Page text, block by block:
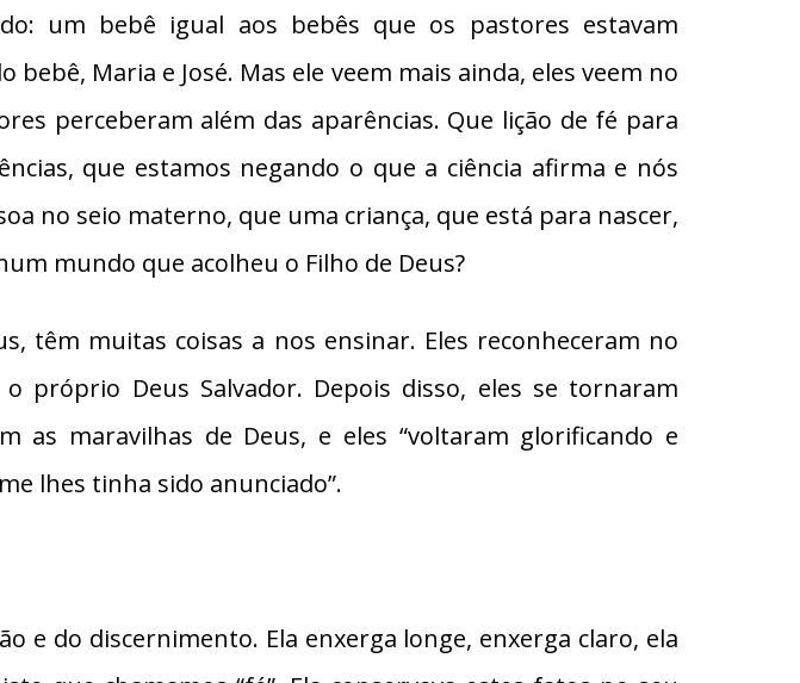
um bebê igual aos bebês que os pastores estavam
Maria e José. Mas ele veem mais ainda, eles veem no
perceberam além das aparências. Que lição de fé para
que estamos negando o que a ciência afirma e nós
no seio materno, que uma criança, que está para nascer,
mundo que acolheu o Filho de Deus?
têm muitas coisas a nos ensinar. Eles reconheceram no
próprio Deus Salvador. Depois disso, eles se tornaram
as maravilhas de Deus, e eles “voltaram glorificando e
lhes tinha sido anunciado”.
e do discernimento. Ela enxerga longe, enxerga claro, ela